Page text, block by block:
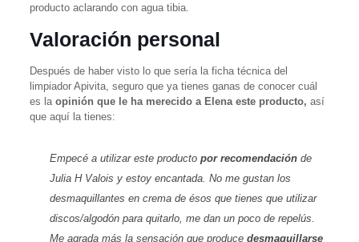
producto aclarando con agua tibia.
Valoración personal
Después de haber visto lo que sería la ficha técnica del
limpiador Apivita, seguro que ya tienes ganas de conocer cuál
es la opinión que le ha merecido a Elena este producto, así
que aquí la tienes:
Empecé a utilizar este producto por recomendaciónde
Julia H Valois y estoy encantada. No me gustan los
desmaquillantes en crema de ésos que tienes que utilizar
discos/algodón para quitarlo, me dan un poco de repelús.
Me agrada más la sensación que produce desmaquillarse